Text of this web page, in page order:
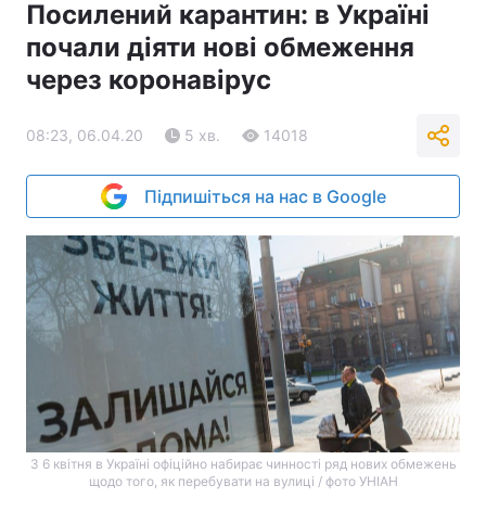
Посилений карантин: в Україні
почали діяти нові обмеження
через коронавірус
08:23, 06.04.20 5 хв. 14018
Підпишіться на нас в Google
З 6 квітня в Україні офіційно набирає чинності ряд нових обмежень
щодо того, як перебувати на вулиці / фото УНІАН